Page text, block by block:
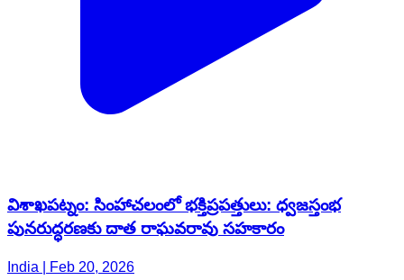
విశాఖపట్నం: సింహాచలంలో భక్తిప్రపత్తులు: ధ్వజస్తంభ
పునరుద్ధరణకు దాత రాఘవరావు సహకారం
India | Feb 20, 2026